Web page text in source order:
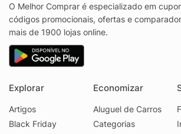
O Melhor Comprar é especializado em
códigos promocionais, ofertas e
mais de 1900 lojas online.
Explorar
Artigos
Black Friday
Economizar
Aluguel de Carros
Categorias